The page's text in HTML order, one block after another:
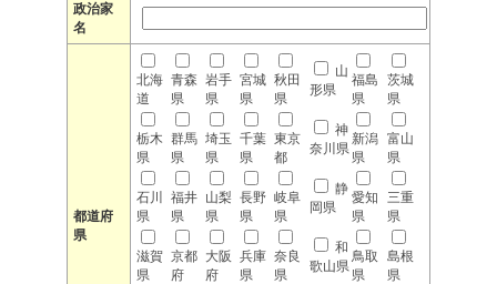
政治家
名
都道府
県
北海
道
青森
県
岩手
県
宮城
県
秋田
県
山
形県
福島
県
茨城
県
栃木
県
群馬
県
埼玉
県
千葉
県
東京
都
神
奈川県
新潟
県
富山
県
石川
県
福井
県
山梨
県
長野
県
岐阜
県
静
岡県
愛知
県
三重
県
滋賀
県
京都
府
大阪
府
兵庫
県
奈良
県
和
歌山県
鳥取
県
島根
県